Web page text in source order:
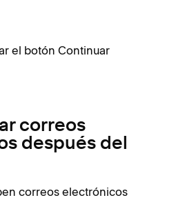
el botón Continuar
correos
después del
correos electrónicos